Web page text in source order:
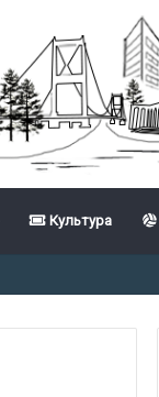
Культура